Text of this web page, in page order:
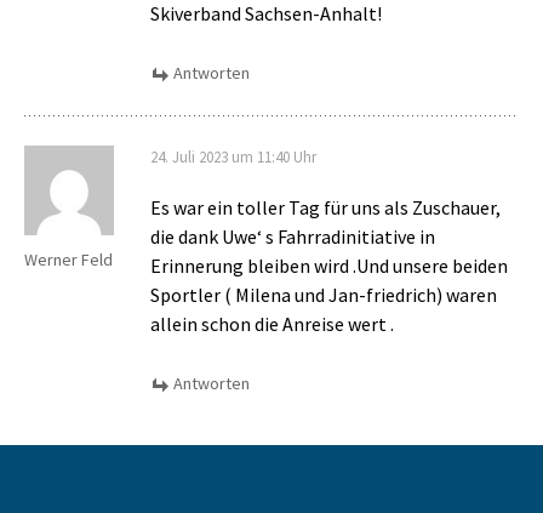
Skiverband Sachsen-Anhalt!
Antworten
Werner Feld
24. Juli 2023 um 11:40 Uhr
Es war ein toller Tag für uns als Zuschauer,
die dank Uwe‘ s Fahrradinitiative in
Erinnerung bleiben wird .Und unsere beiden
Sportler ( Milena und Jan-friedrich) waren
allein schon die Anreise wert .
Antworten